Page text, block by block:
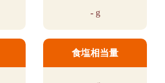
-g
食塩相当量